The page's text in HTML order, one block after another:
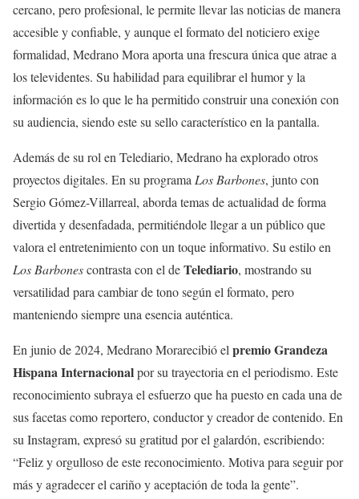
cercano, pero profesional, le permite llevar las noticias de manera
accesible y confiable, y aunque el formato del noticiero exige
formalidad, Medrano Mora aporta una frescura única que atrae a
los televidentes. Su habilidad para equilibrar el humor y la
información es lo que le ha permitido construir una conexión con
su audiencia, siendo este su sello característico en la pantalla.
Además de su rol en Telediario, Medrano ha explorado otros
proyectos digitales. En su programaLos Barbones, junto con
Sergio Gómez-Villarreal, aborda temas de actualidad de forma
divertida y desenfadada, permitiéndole llegar a un público que
valora el entretenimiento con un toque informativo. Su estilo en
Los Barbonescontrasta con el deTelediario, mostrando su
versatilidad para cambiar de tono según el formato, pero
manteniendo siempre una esencia auténtica.
En junio de 2024, Medrano Morarecibió elpremio Grandeza
Hispana Internacionalpor su trayectoria en el periodismo. Este
reconocimiento subraya el esfuerzo que ha puesto en cada una de
sus facetas como reportero, conductor y creador de contenido. En
su Instagram, expresó su gratitud por el galardón, escribiendo:
“Feliz y orgulloso de este reconocimiento. Motiva para seguir por
más y agradecer el cariño y aceptación de toda la gente”.